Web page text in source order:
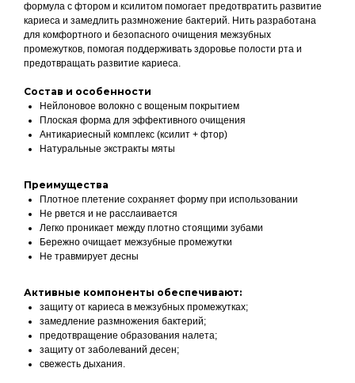
формула с фтором и ксилитом помогает предотвратить развитие
кариеса и замедлить размножение бактерий. Нить разработана
для комфортного и безопасного очищения межзубных
промежутков, помогая поддерживать здоровье полости рта и
предотвращать развитие кариеса.
Состав и особенности
Нейлоновое волокно с вощеным покрытием
Плоская форма для эффективного очищения
Антикариесный комплекс (ксилит + фтор)
Натуральные экстракты мяты
Преимущества
Плотное плетение сохраняет форму при использовании
Не рвется и не расслаивается
Легко проникает между плотно стоящими зубами
Бережно очищает межзубные промежутки
Не травмирует десны
Активные компоненты обеспечивают:
защиту от кариеса в межзубных промежутках;
замедление размножения бактерий;
предотвращение образования налета;
защиту от заболеваний десен;
свежесть дыхания.